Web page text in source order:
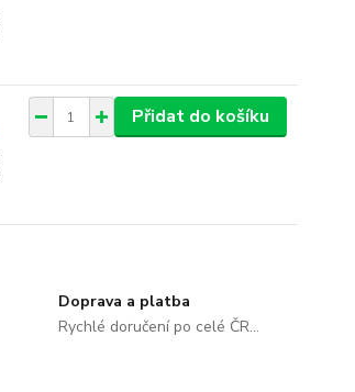
Přidat do košíku
Doprava a platba
Rychlé doručení po celé ČR...